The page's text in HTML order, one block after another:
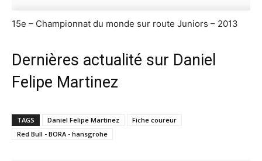
15e – Championnat du monde sur route Juniors – 2013
Dernières actualité sur Daniel
Felipe Martinez
TAGS Daniel Felipe Martinez
Fiche coureur
Red Bull - BORA - hansgrohe